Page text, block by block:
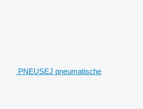
PNEUSEJ pneumatische